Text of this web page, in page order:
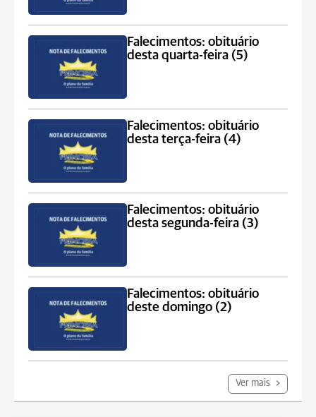
Falecimentos: obituário
desta quarta-feira (5)
Falecimentos: obituário
desta terça-feira (4)
Falecimentos: obituário
desta segunda-feira (3)
Falecimentos: obituário
deste domingo (2)
Ver mais